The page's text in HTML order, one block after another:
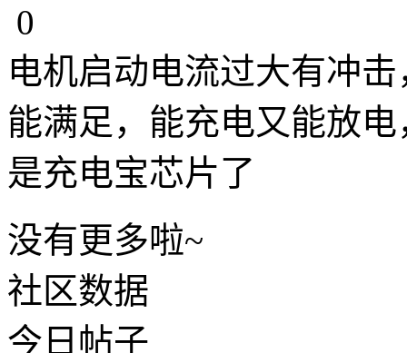
0
电机启动电流过大有冲
能满足，能充电又能放
是充电宝芯片了
没有更多啦~
社区数据
今日帖子